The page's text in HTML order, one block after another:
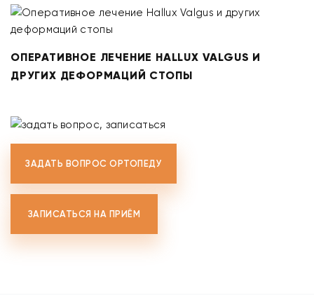
ОПЕРАТИВНОЕ ЛЕЧЕНИЕ HALLUX VALGUS И
ДРУГИХ ДЕФОРМАЦИЙ СТОПЫ
ЗАДАТЬ ВОПРОС ОРТОПЕДУ
ЗАПИСАТЬСЯ НА ПРИЁМ